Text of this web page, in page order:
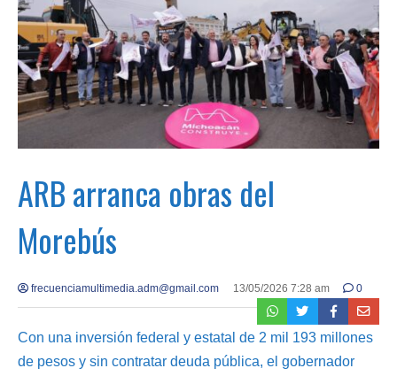
ARB arranca obras del
Morebús
frecuenciamultimedia.adm@gmail.com 13/05/2026 7:28 am 0
Con una inversión federal y estatal de 2 mil 193 millones
de pesos y sin contratar deuda pública, el gobernador